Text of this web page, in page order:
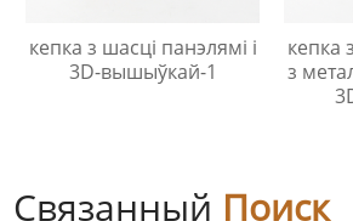
кепка з шасці панэлямі і
3D-вышыўкай-1
кепка
з
Связанный Поиск